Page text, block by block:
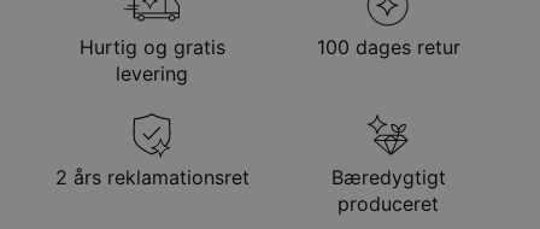
Hypoallergenisk
Metode Anslået leveringsdato
Gratis levering
tor. 20. aug. - fre. 21.
Hastelevering
tir. 11. aug. - tor. 13.
aug.
Hurtig og gratis
levering
100 dages retur
2 års reklamationsret
Bæredygtigt
produceret